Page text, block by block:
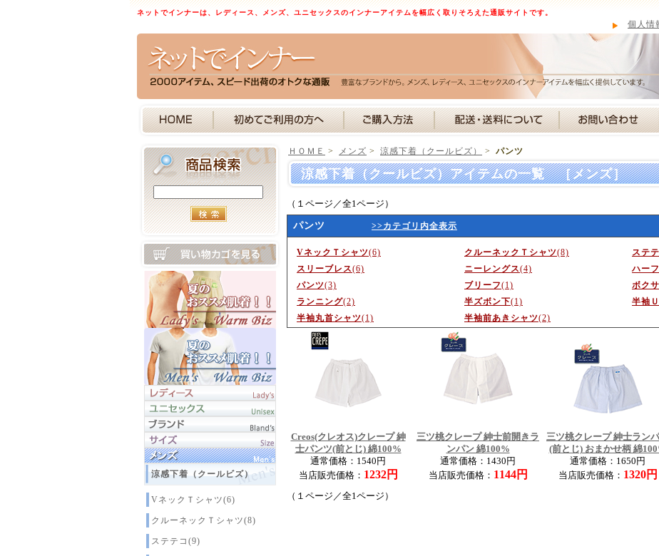
ネットでインナーは、レディース、メンズ、ユニセックスのインナーアイテムを幅広く取りそろえた通販サイトです。
個人情
涼感下着（クールビズ）
VネックＴシャツ(6)
クルーネックＴシャツ(8)
ステテコ(9)
ＨＯＭＥ > メンズ > 涼感下着（クールビズ） > パンツ
涼感下着（クールビズ）アイテムの一覧 ［メンズ］
（１ページ／全1ページ）
パンツ >>カテゴリ内全表示
VネックＴシャツ(6) クルーネックＴシャツ(8) ステ
スリーブレス(6) ニーレングス(4) ハー
パンツ(3) ブリーフ(1) ボク
ランニング(2) 半ズボン下(1) 半袖
半袖丸首シャツ(1) 半袖前あきシャツ(2)
Creos(クレオス)クレープ 紳
士パンツ(前とじ) 綿100%
通常価格：1540円
当店販売価格： 1232円
三ツ桃クレープ 紳士前開きラ
ンパン 綿100%
通常価格：1430円
当店販売価格： 1144円
三ツ桃クレープ 紳士ラン
(前とじ) おまかせ柄 綿
通常価格：1650円
当店販売価格： 1320円
（１ページ／全1ページ）